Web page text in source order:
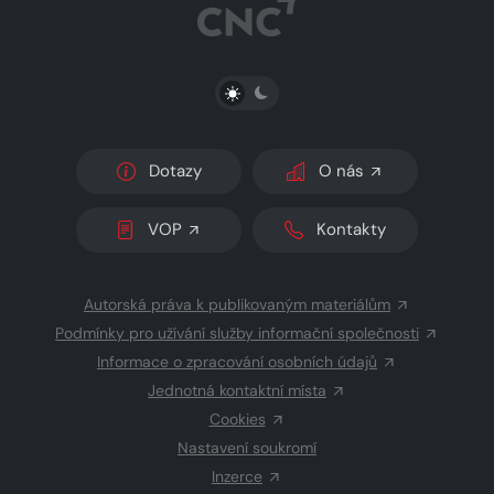
PŘEPNOUT SVĚTLÝ/TMAVÝ REŽIM
Dotazy O nás
VOP Kontakty
Autorská práva k publikovaným materiálům
Podmínky pro užívání služby informační společnosti
Informace o zpracování osobních údajů
Jednotná kontaktní místa
Cookies
Nastavení soukromí
Inzerce